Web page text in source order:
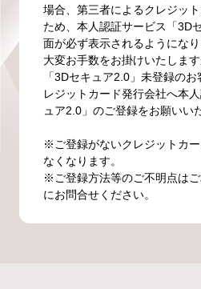
場合、第三者によるクレジッ
ため、本人認証サービス「3D
面が必ず表示されるようになり
大変お手数をお掛けいたしま
「3Dセキュア2.0」未登録の
レジットカード発行会社へ本
ュア2.0」のご登録をお願いい
※ご登録がないクレジットカ
なくなります。
※ご登録方法等のご不明点は
にお問合せください。